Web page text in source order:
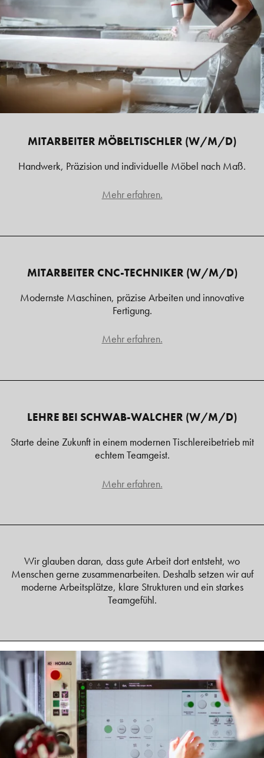
MITARBEITER MÖBELTISCHLER (W/M/D)
Handwerk, Präzision und individuelle Möbel nach Maß.
Mehr erfahren.
MITARBEITER CNC-TECHNIKER (W/M/D)
Modernste Maschinen, präzise Arbeiten und innovative
Fertigung.
Mehr erfahren.
LEHRE BEI SCHWAB-WALCHER (W/M/D)
Starte deine Zukunft in einem modernen Tischlereibetrieb mit
echtem Teamgeist.
Mehr erfahren.
Wir glauben daran, dass gute Arbeit dort entsteht, wo
Menschen gerne zusammenarbeiten. Deshalb setzen wir auf
moderne Arbeitsplätze, klare Strukturen und ein starkes
Teamgefühl.